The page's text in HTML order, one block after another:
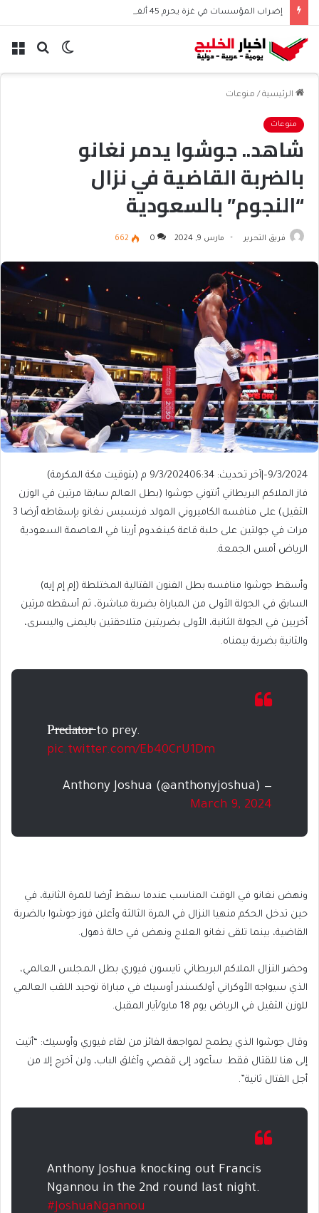
إضراب المؤسسات في غزة يحرم 45 ألف موظف من الرواتب
بحث الوضع
الرئيسية / منوعات
منوعات
شاهد.. جوشوا يدمر نغانو
بالضربة القاضية في نزال
“النجوم” بالسعودية
فريق التحرير مارس 9, 2024 0
662
9/3/2024
– آخر تحديث: 9/3/2024 06:34 م (بتوقيت مكة المكرمة)
فاز الملاكم البريطاني أنتوني جوشوا (بطل العالم سابقا مرتين في الوزن
الثقيل) على منافسه الكاميروني المولد فرنسيس نغانو بإسقاطه أرضا 3
مرات في جولتين على حلبة قاعة كينغدوم أرينا في العاصمة السعودية
الرياض أمس الجمعة.
وأسقط جوشوا منافسه بطل الفنون القتالية المختلطة (إم إم إيه)
السابق في الجولة الأولى من المباراة بضربة مباشرة، ثم أسقطه مرتين
أخريين في الجولة الثانية، الأولى بضربتين متلاحقتين باليمنى واليسرى،
والثانية بضربة بيمناه.
P̶r̶e̶d̶a̶t̶o̶r̶ to prey.
pic.twitter.com/Eb40CrU1Dm
— Anthony Joshua (@anthonyjoshua)
March 9, 2024
ونهض نغانو في الوقت المناسب عندما سقط أرضا للمرة الثانية، في
حين تدخل الحكم منهيا النزال في المرة الثالثة وأعلن فوز جوشوا بالضربة
القاضية، بينما تلقى نغانو العلاج ونهض في حالة ذهول.
وحضر النزال الملاكم البريطاني تايسون فيوري بطل المجلس العالمي،
الذي سيواجه الأوكراني أولكسندر أوسيك في مباراة توحيد اللقب العالمي
للوزن الثقيل في الرياض يوم 18 مايو/أيار المقبل.
وقال جوشوا الذي يطمح لمواجهة الفائز من لقاء فيوري وأوسيك: “أتيت
إلى هنا للقتال فقط. سأعود إلى قفصي وأغلق الباب، ولن أخرج إلا من
أجل القتال ثانية”.
Anthony Joshua knocking out Francis
Ngannou in the 2nd round last night.
#JoshuaNgannou